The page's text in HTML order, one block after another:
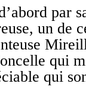
par
un de
qui
qui